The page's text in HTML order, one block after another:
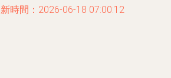
時間：2026-06-18 07:00:12